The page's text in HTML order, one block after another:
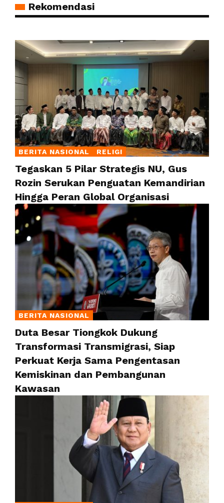
Rekomendasi
BERITA NASIONAL RELIGI
Tegaskan 5 Pilar Strategis NU, Gus
Rozin Serukan Penguatan Kemandirian
Hingga Peran Global Organisasi
BERITA NASIONAL
Duta Besar Tiongkok Dukung
Transformasi Transmigrasi, Siap
Perkuat Kerja Sama Pengentasan
Kemiskinan dan Pembangunan
Kawasan